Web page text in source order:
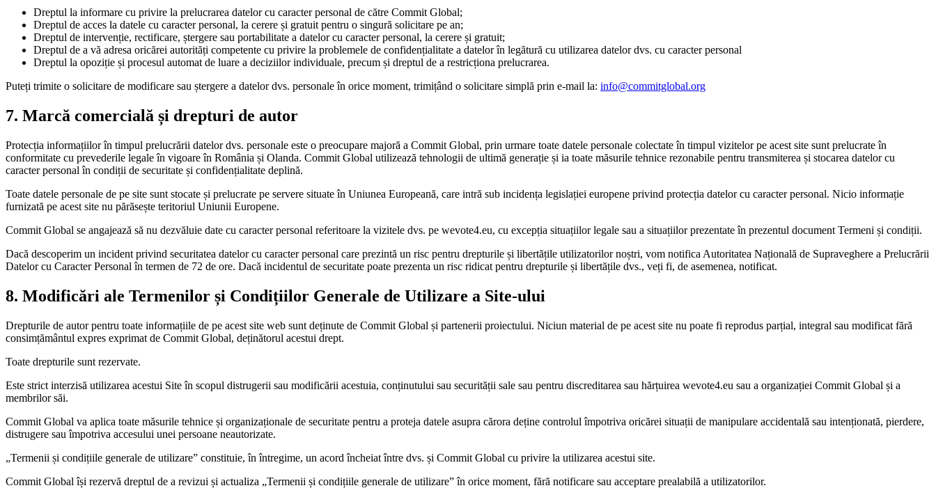
Dreptul la informare cu privire la prelucrarea datelor cu caracter personal de către Commit Global;
Dreptul de acces la datele cu caracter personal, la cerere și gratuit pentru o singură solicitare pe an;
Dreptul de intervenție, rectificare, ștergere sau portabilitate a datelor cu caracter personal, la cerere și gratuit;
Dreptul de a vă adresa oricărei autorități competente cu privire la problemele de confidențialitate a datelor în legătură cu utilizarea datelor dvs. cu caracter personal
Dreptul la opoziție și procesul automat de luare a deciziilor individuale, precum și dreptul de a restricționa prelucrarea.
Puteți trimite o solicitare de modificare sau ștergere a datelor dvs. personale în orice moment, trimițând o solicitare simplă prin e-mail la: info@commitglobal.org
7. Marcă comercială și drepturi de autor
Protecția informațiilor în timpul prelucrării datelor dvs. personale este o preocupare majoră a Commit Global, prin urmare toate datele personale colectate în timpul vizitelor pe acest site sunt prelucrate în
conformitate cu prevederile legale în vigoare în România și Olanda. Commit Global utilizează tehnologii de ultimă generație și ia toate măsurile tehnice rezonabile pentru transmiterea și stocarea datelor cu
caracter personal în condiții de securitate și confidențialitate deplină.
Toate datele personale de pe site sunt stocate și prelucrate pe servere situate în Uniunea Europeană, care intră sub incidența legislației europene privind protecția datelor cu caracter personal. Nicio informație
furnizată pe acest site nu părăsește teritoriul Uniunii Europene.
Commit Global se angajează să nu dezvăluie date cu caracter personal referitoare la vizitele dvs. pe wevote4.eu, cu excepția situațiilor legale sau a situațiilor prezentate în prezentul document Termeni și condiții.
Dacă descoperim un incident privind securitatea datelor cu caracter personal care prezintă un risc pentru drepturile și libertățile utilizatorilor noștri, vom notifica Autoritatea Națională de Supraveghere a Prelucrării
Datelor cu Caracter Personal în termen de 72 de ore. Dacă incidentul de securitate poate prezenta un risc ridicat pentru drepturile și libertățile dvs., veți fi, de asemenea, notificat.
8. Modificări ale Termenilor și Condițiilor Generale de Utilizare a Site-ului
Drepturile de autor pentru toate informațiile de pe acest site web sunt deținute de Commit Global și partenerii proiectului. Niciun material de pe acest site nu poate fi reprodus parțial, integral sau modificat fără
consimțământul expres exprimat de Commit Global, deținătorul acestui drept.
Toate drepturile sunt rezervate.
Este strict interzisă utilizarea acestui Site în scopul distrugerii sau modificării acestuia, conținutului sau securității sale sau pentru discreditarea sau hărțuirea wevote4.eu sau a organizației Commit Global și a
membrilor săi.
Commit Global va aplica toate măsurile tehnice și organizaționale de securitate pentru a proteja datele asupra cărora deține controlul împotriva oricărei situații de manipulare accidentală sau intenționată, pierdere,
distrugere sau împotriva accesului unei persoane neautorizate.
„Termenii și condițiile generale de utilizare” constituie, în întregime, un acord încheiat între dvs. și Commit Global cu privire la utilizarea acestui site.
Commit Global își rezervă dreptul de a revizui și actualiza „Termenii și condițiile generale de utilizare” în orice moment, fără notificare sau acceptare prealabilă a utilizatorilor.